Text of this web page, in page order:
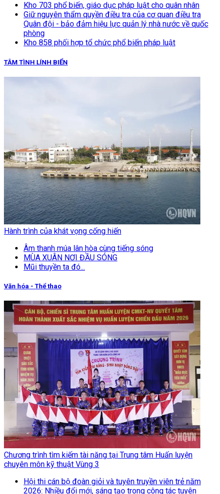
Kho 703 phổ biến, giáo dục pháp luật cho quân nhân
Giữ nguyên thẩm quyền điều tra của cơ quan điều tra
Quân đội - bảo đảm hiệu lực quản lý nhà nước về quốc
phòng
Kho 858 phối hợp tổ chức phổ biến pháp luật
TÂM TÌNH LÍNH BIỂN
Hành trình của khát vọng cống hiến
Âm thanh múa lân hòa cùng tiếng sóng
MÙA XUÂN NƠI ĐẦU SÓNG
Mũi thuyền ta đó...
Văn hóa - Thể thao
Chương trình tìm kiếm tài năng tại Trung tâm Huấn luyện
chuyên môn kỹ thuật Vùng 3
Hội thi cán bộ đoàn giỏi và tuyên truyền viên trẻ năm
2026: Nhiều đổi mới, sáng tạo trong công tác tuyên